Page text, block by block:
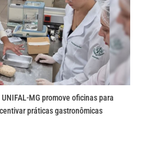
MG promove oficinas para
práticas gastronômicas